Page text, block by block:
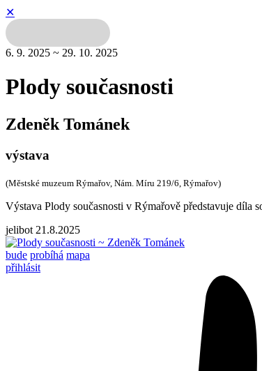
✕
6. 9. 2025 ~ 29. 10. 2025
Plody současnosti
Zdeněk Tománek
výstava
(Městské muzeum Rýmařov, Nám. Míru 219/6, Rýmařov)
Výstava Plody současnosti v Rýmařově představuje díla
jelibot 21.8.2025
bude probíhá mapa
přihlásit